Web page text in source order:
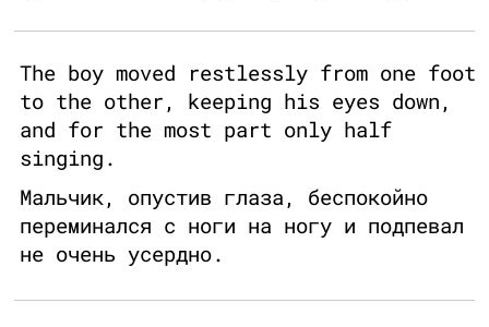
The boy moved restlessly from one foot
to the other, keeping his eyes down,
and for the most part only half
singing.
Мальчик, опустив глаза, беспокойно
переминался с ноги на ногу и подпевал
не очень усердно.